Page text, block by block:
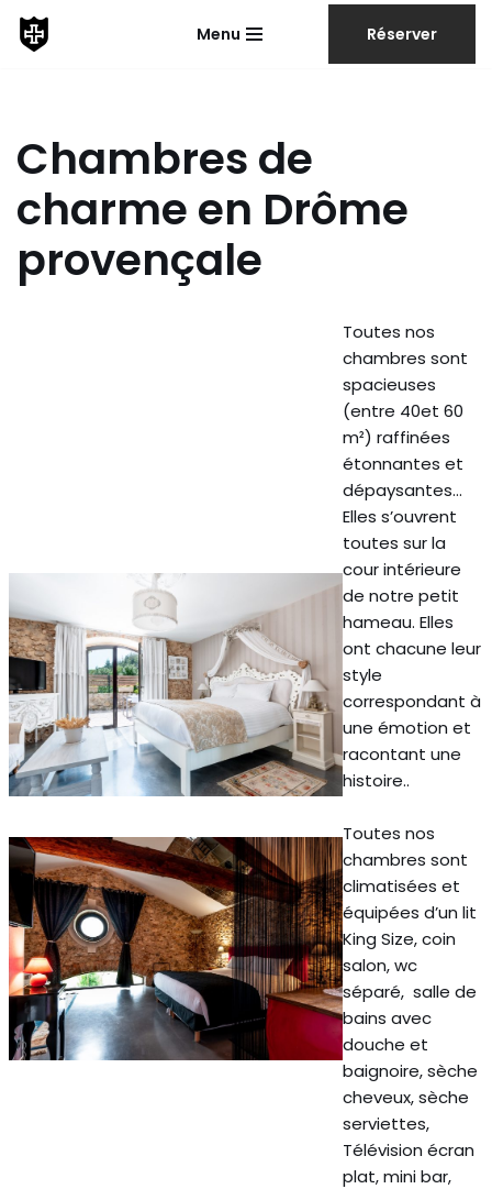
Aller
Menu Réserver
Chambres de
charme en Drôme
provençale
Toutes nos
chambres sont
spacieuses
(entre 40et 60
m²) raffinées
étonnantes et
dépaysantes…
Elles s’ouvrent
toutes sur la
cour intérieure
de notre petit
hameau. Elles
ont chacune leur
style
correspondant à
une émotion et
racontant une
histoire..
Toutes nos
chambres sont
climatisées et
équipées d’un lit
King Size, coin
salon, wc
séparé, salle de
bains avec
douche et
baignoire, sèche
cheveux, sèche
serviettes,
Télévision écran
plat, mini bar,